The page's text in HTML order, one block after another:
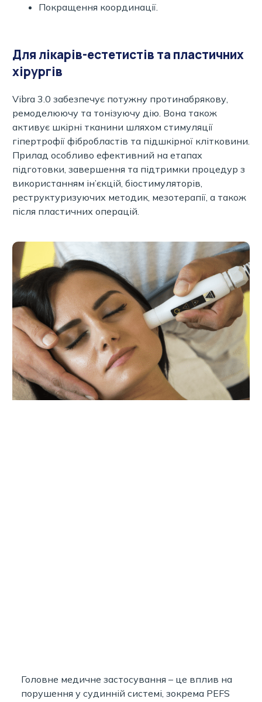
Покращення координації.
Для лікарів-естетистів та пластичних
хірургів
Vibra 3.0 забезпечує потужну протинабрякову,
ремоделюючу та тонізуючу дію. Вона також
активує шкірні тканини шляхом стимуляції
гіпертрофії фібробластів та підшкірної клітковини.
Прилад особливо ефективний на етапах
підготовки, завершення та підтримки процедур з
використанням ін’єкцій, біостимуляторів,
реструктуризуючих методик, мезотерапії, а також
після пластичних операцій.
Головне медичне застосування – це вплив на
порушення у судинній системі, зокрема PEFS